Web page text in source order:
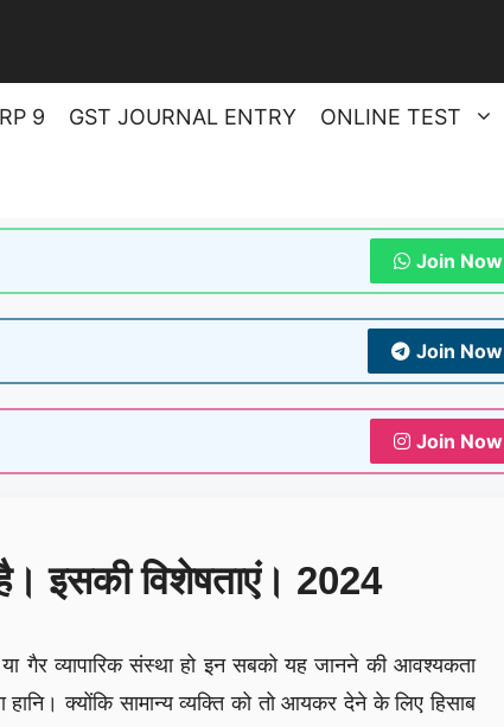
9 GST JOURNAL ENTRY ONLINE TEST
Join Now
Join Now
Join Now
है। इसकी विशेषताएं। 2024
गैर व्यापारिक संस्था हो इन सबको यह जानने की आवश्यकता
क्योंकि सामान्य व्यक्ति को तो आयकर देने के लिए हिसाब